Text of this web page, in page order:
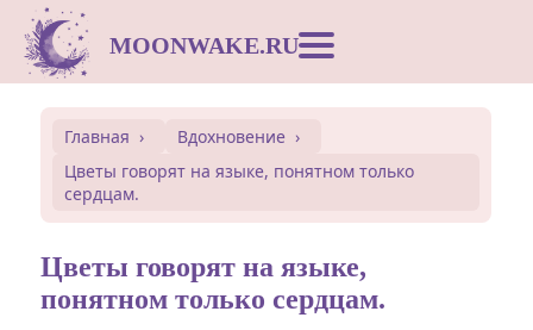
MOONWAKE.RU
Сонник
Открытки
Главная
Вдохновение
Цветы говорят на языке, понятном только
сердцам.
Цветы говорят на языке,
понятном только сердцам.